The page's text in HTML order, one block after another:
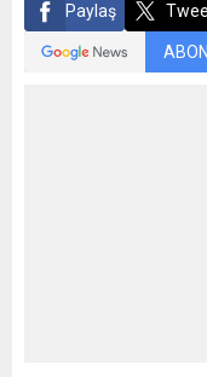
Paylaş